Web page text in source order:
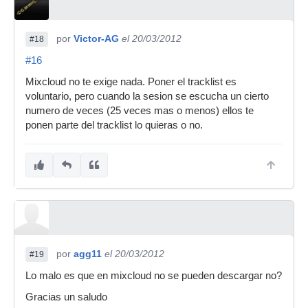
#18 por Victor-AG el 20/03/2012
#16
Mixcloud no te exige nada. Poner el tracklist es
voluntario, pero cuando la sesion se escucha un cierto
numero de veces (25 veces mas o menos) ellos te
ponen parte del tracklist lo quieras o no.
#19 por agg11 el 20/03/2012
Lo malo es que en mixcloud no se pueden descargar no?
Gracias un saludo